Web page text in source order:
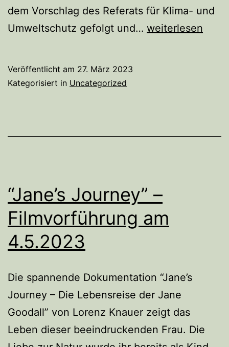
dem Vorschlag des Referats für Klima- und
Umweltschutz gefolgt und… Stadt
weiterlesen
Veröffentlicht am 27. März 2023
Kategorisiert in Uncategorized
“Jane’s Journey” –
Filmvorführung am
4.5.2023
Die spannende Dokumentation “Jane’s
Journey – Die Lebensreise der Jane
Goodall” von Lorenz Knauer zeigt das
Leben dieser beeindruckenden Frau. Die